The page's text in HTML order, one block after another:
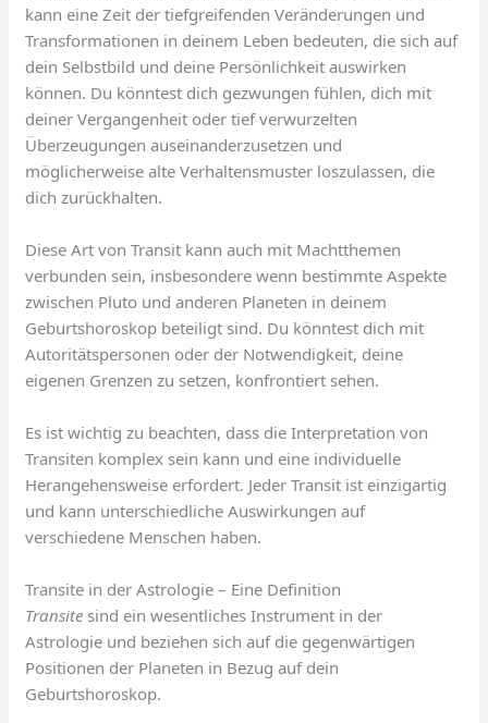
kann eine Zeit der tiefgreifenden Veränderungen und
Transformationen in deinem Leben bedeuten, die sich auf
dein Selbstbild und deine Persönlichkeit auswirken
können. Du könntest dich gezwungen fühlen, dich mit
deiner Vergangenheit oder tief verwurzelten
Überzeugungen auseinanderzusetzen und
möglicherweise alte Verhaltensmuster loszulassen, die
dich zurückhalten.
Diese Art von Transit kann auch mit Machtthemen
verbunden sein, insbesondere wenn bestimmte Aspekte
zwischen Pluto und anderen Planeten in deinem
Geburtshoroskop beteiligt sind. Du könntest dich mit
Autoritätspersonen oder der Notwendigkeit, deine
eigenen Grenzen zu setzen, konfrontiert sehen.
Es ist wichtig zu beachten, dass die Interpretation von
Transiten komplex sein kann und eine individuelle
Herangehensweise erfordert. Jeder Transit ist einzigartig
und kann unterschiedliche Auswirkungen auf
verschiedene Menschen haben.
Transite in der Astrologie – Eine Definition
Transite sind ein wesentliches Instrument in der
Astrologie und beziehen sich auf die gegenwärtigen
Positionen der Planeten in Bezug auf dein
Geburtshoroskop.